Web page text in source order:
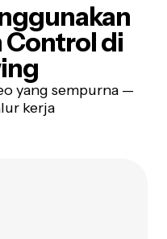
di
yang sempurna —
kerja